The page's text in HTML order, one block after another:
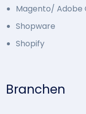
Magento/ Adobe
Shopware
Shopify
Branchen